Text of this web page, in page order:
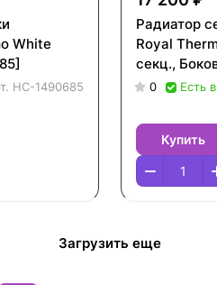
White
НС-1490685
Радиатор
Royal
секц.,
0 Есть
Купить
Загрузить еще